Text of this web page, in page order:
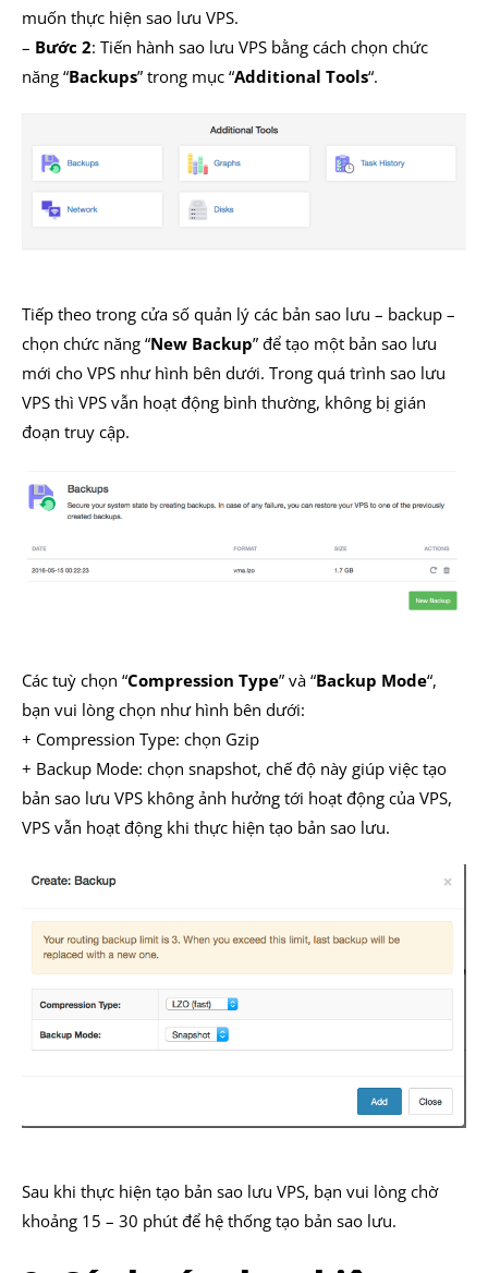
muốn thực hiện sao lưu VPS.
– Bước 2: Tiến hành sao lưu VPS bằng cách chọn chức
năng “Backups” trong mục “Additional Tools“.
Tiếp theo trong cửa số quản lý các bản sao lưu – backup –
chọn chức năng “New Backup” để tạo một bản sao lưu
mới cho VPS như hình bên dưới. Trong quá trình sao lưu
VPS thì VPS vẫn hoạt động bình thường, không bị gián
đoạn truy cập.
Các tuỳ chọn “Compression Type” và “Backup Mode“,
bạn vui lòng chọn như hình bên dưới:
+ Compression Type: chọn Gzip
+ Backup Mode: chọn snapshot, chế độ này giúp việc tạo
bản sao lưu VPS không ảnh hưởng tới hoạt động của VPS,
VPS vẫn hoạt động khi thực hiện tạo bản sao lưu.
Sau khi thực hiện tạo bản sao lưu VPS, bạn vui lòng chờ
khoảng 15 – 30 phút để hệ thống tạo bản sao lưu.